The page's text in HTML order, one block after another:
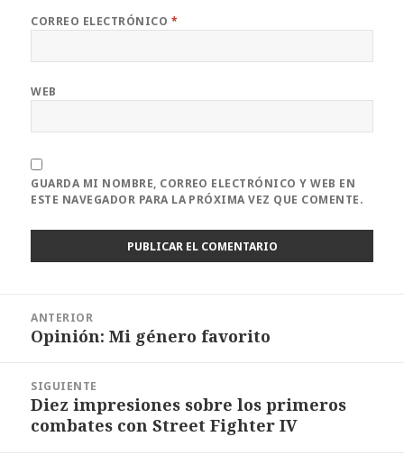
CORREO ELECTRÓNICO *
WEB
GUARDA MI NOMBRE, CORREO ELECTRÓNICO Y WEB EN
ESTE NAVEGADOR PARA LA PRÓXIMA VEZ QUE COMENTE.
entradas
ANTERIOR
Entrada
Opinión: Mi género favorito
SIGUIENTE
Entrada
siguiente:
Diez impresiones sobre los primeros
combates con Street Fighter IV